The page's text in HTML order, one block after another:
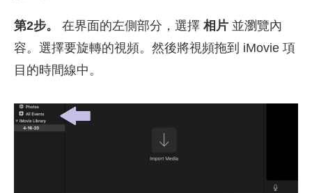
第2步。 在界面的左側部分，選擇 相片 並瀏覽內
容。選擇要旋轉的視頻。然後將視頻拖到 iMovie 項
目的時間線中。